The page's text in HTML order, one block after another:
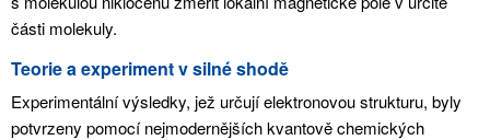
části molekuly.
Teorie a experiment v silné shodě
Experimentální výsledky, jež určují elektronovou strukturu, byly
potvrzeny pomocí nejmodernějších kvantově chemických